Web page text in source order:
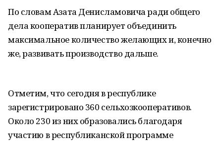
По словам Азата Денисламовича ради общего
дела кооператив планирует объединить
максимальное количество желающих и, конечно
же, развивать производство дальше.
Отметим, что сегодня в республике
зарегистрировано 360 сельхозкооперативов.
Около 230 из них образовались благодаря
участию в республиканской программе